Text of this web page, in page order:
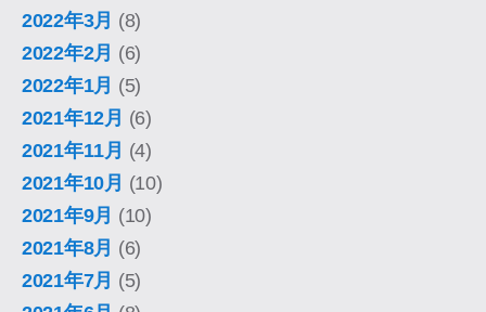
2022年3月 (8)
2022年2月 (6)
2022年1月 (5)
2021年12月 (6)
2021年11月 (4)
2021年10月 (10)
2021年9月 (10)
2021年8月 (6)
2021年7月 (5)